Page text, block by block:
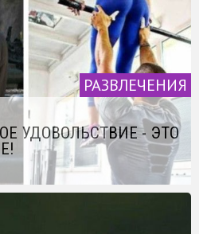
РАЗВЛЕЧЕНИЯ
УДОВОЛЬСТВИЕ - ЭТО